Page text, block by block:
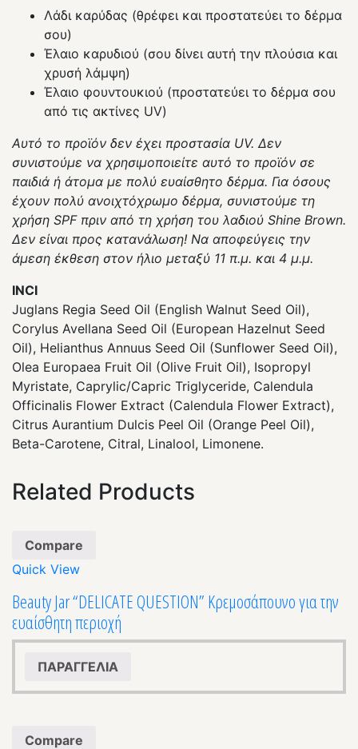
Λάδι καρύδας (θρέφει και προστατεύει το δέρμα
σου)
Έλαιο καρυδιού (σου δίνει αυτή την πλούσια και
χρυσή λάμψη)
Έλαιο φουντουκιού (προστατεύει το δέρμα σου
από τις ακτίνες UV)
Αυτό το προϊόν δεν έχει προστασία UV. Δεν
συνιστούμε να χρησιμοποιείτε αυτό το προϊόν σε
παιδιά ή άτομα με πολύ ευαίσθητο δέρμα. Για όσους
έχουν πολύ ανοιχτόχρωμο δέρμα, συνιστούμε τη
χρήση SPF πριν από τη χρήση του λαδιού Shine Brown.
Δεν είναι προς κατανάλωση! Να αποφεύγεις την
άμεση έκθεση στον ήλιο μεταξύ 11 π.μ. και 4 μ.μ.
INCI
Juglans Regia Seed Oil (English Walnut Seed Oil),
Corylus Avellana Seed Oil (European Hazelnut Seed
Oil), Helianthus Annuus Seed Oil (Sunflower Seed Oil),
Olea Europaea Fruit Oil (Olive Fruit Oil), Isopropyl
Myristate, Caprylic/Capric Triglyceride, Calendula
Officinalis Flower Extract (Calendula Flower Extract),
Citrus Aurantium Dulcis Peel Oil (Orange Peel Oil),
Beta-Carotene, Citral, Linalool, Limonene.
Related Products
Compare
Quick View
Beauty Jar “DELICATE QUESTION” Κρεμοσάπουνο για την
ευαίσθητη περιοχή
ΠΑΡΑΓΓΕΛΙΑ
Compare